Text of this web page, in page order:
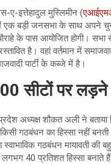
ए-इत्तेहादुल मुस्लिमीन (
एक बड़ी जनसभा के साथ अपने
के पास आयोजित होगी।
है। वहां वर्तमान में
पार्टी के कब्जे में है।
सीटों पर
अध्यक्ष शौकत अली ने बताया
किसी गठबंधन का हिस्सा नहीं
गठबंधन मायावती की
40 प्रतिशत हिस्सा बनाते